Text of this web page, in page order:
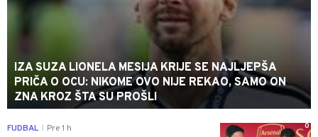
IZA SUZA LIONELA MESIJA KRIJE SE NAJLJEPŠA
PRIČA O OCU: NIKOME OVO NIJE REKAO, SAMO ON
ZNA KROZ ŠTA SU PROŠLI
0
FUDBAL Pre 1 h